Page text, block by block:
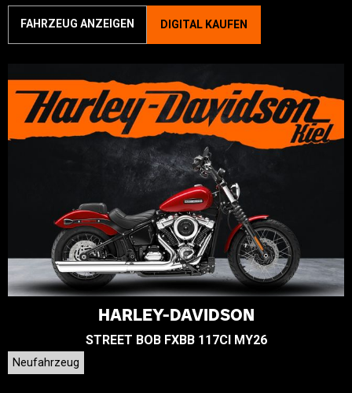
FAHRZEUG ANZEIGEN DIGITAL KAUFEN
HARLEY-DAVIDSON
STREET BOB FXBB 117CI MY26
Neufahrzeug